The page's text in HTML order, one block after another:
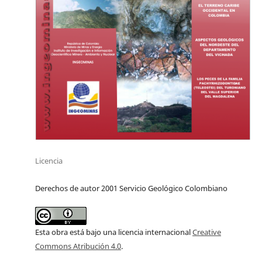
Licencia
Derechos de autor 2001 Servicio Geológico Colombiano
Esta obra está bajo una licencia internacionalCreative
Commons Atribución 4.0.